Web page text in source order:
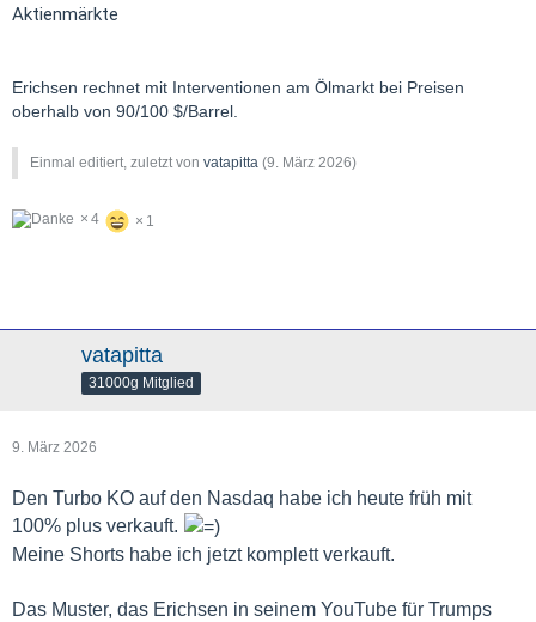
Aktienmärkte
Erichsen rechnet mit Interventionen am Ölmarkt bei Preisen
oberhalb von 90/100 $/Barrel.
Einmal editiert, zuletzt von vatapitta (9. März 2026)
4 1
vatapitta
31000g Mitglied
9. März 2026
Den Turbo KO auf den Nasdaq habe ich heute früh mit
100% plus verkauft.
Meine Shorts habe ich jetzt komplett verkauft.
Das Muster, das Erichsen in seinem YouTube für Trumps